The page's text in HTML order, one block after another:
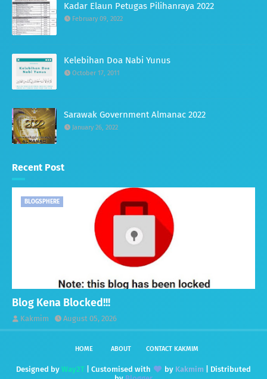
Kadar Elaun Petugas Pilihanraya 2022
February 09, 2022
Kelebihan Doa Nabi Yunus
October 17, 2011
Sarawak Government Almanac 2022
January 26, 2022
Recent Post
BLOGSPHERE
Blog Kena Blocked!!!
Kakmim August 05, 2026
HOME ABOUT CONTACT KAKMIM
Designed by Way2T | Customised with by Kakmim | Distributed